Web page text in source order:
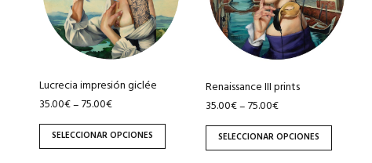
Lucrecia impresión giclée
35.00€–75.00€
SELECCIONAR OPCIONES
variantes.
Las
opciones
pueden
elegir
en
la
Renaissance III prints
35.00€–75.00€
SELECCIONAR OPCIONES
variantes.
Las
opciones
pueden
elegir
en
la